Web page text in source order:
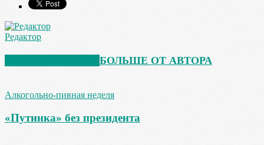
Редактор
БОЛЬШЕ ОТ АВТОРА
Алкогольно-пивная неделя
«Путинка» без президента